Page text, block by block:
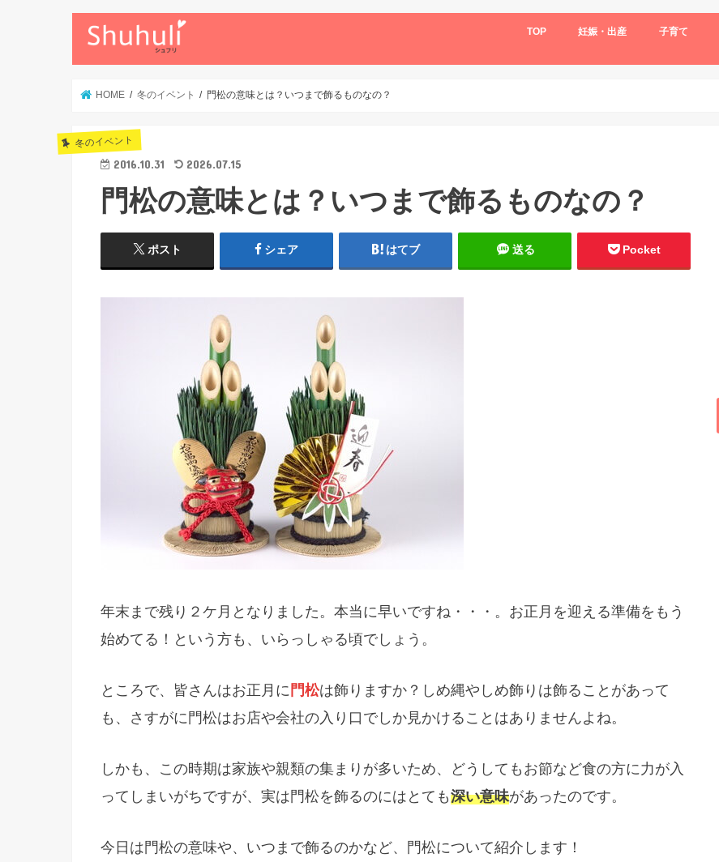
TOP 妊娠・出産 子育て
HOME 冬のイベント 門松の意味とは？いつまで飾るものなの？
冬のイベント
2016.10.31 2026.07.15
門松の意味とは？いつまで飾るものなの？
ポスト シェア はてブ 送る Pocket
年末まで残り２ケ月となりました。本当に早いですね・・・。お正月を迎える準備をもう
始めてる！という方も、いらっしゃる頃でしょう。
ところで、皆さんはお正月に 門松は飾りますか？しめ縄やしめ飾りは飾ることがあって
も、さすがに門松はお店や会社の入り口でしか見かけることはありませんよね。
しかも、この時期は家族や親類の集まりが多いため、どうしてもお節など食の方に力が入
ってしまいがちですが、実は門松を飾るのにはとても深い意味があったのです。
今日は門松の意味や、いつまで飾るのかなど、門松について紹介します！